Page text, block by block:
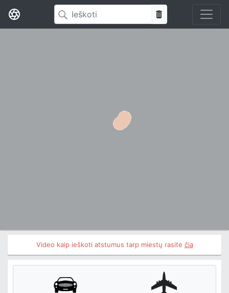
Video kaip ieškoti atstumus tarp miestų rasite čia